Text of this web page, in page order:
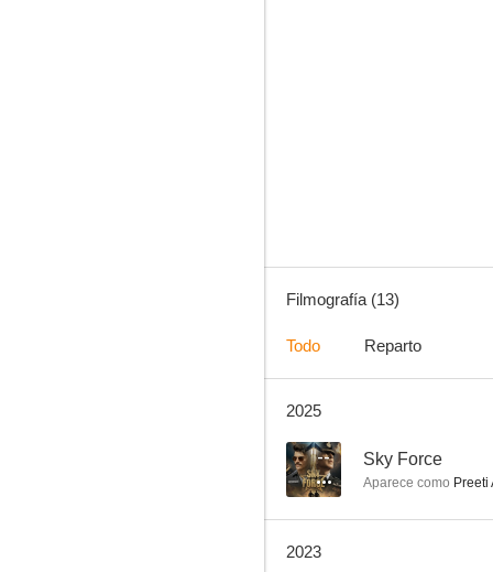
Filmografía (13)
Todo Reparto
2025
-- Sky Force
Aparece como Preeti
2023